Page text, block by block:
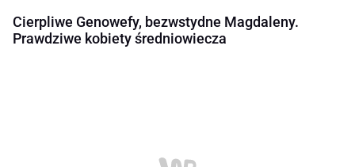
Cierpliwe Genowefy, bezwstydne Magdaleny.
Prawdziwe kobiety średniowiecza